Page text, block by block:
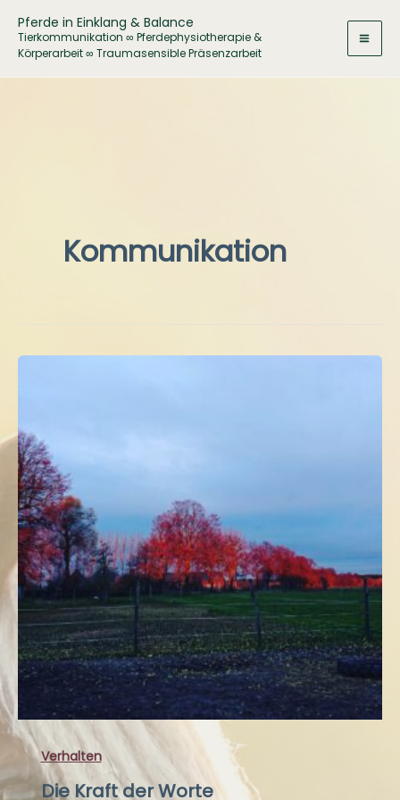
Zum
Inhalt
springen
Pferde in Einklang & Balance
Tierkommunikation ∞ Pferdephysiotherapie &
Körperarbeit ∞ Traumasensible Präsenzarbeit
Kommunikation
Verhalten
Die Kraft der Worte